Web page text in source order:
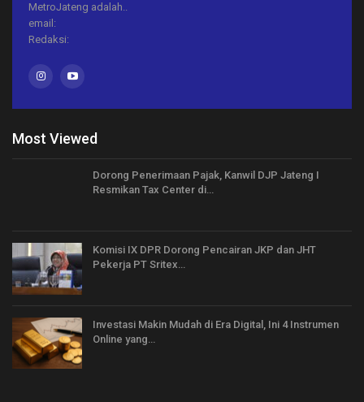
MetroJateng adalah..
email:
Redaksi:
Most Viewed
Dorong Penerimaan Pajak, Kanwil DJP Jateng I
Resmikan Tax Center di…
Komisi IX DPR Dorong Pencairan JKP dan JHT
Pekerja PT Sritex…
Investasi Makin Mudah di Era Digital, Ini 4 Instrumen
Online yang…